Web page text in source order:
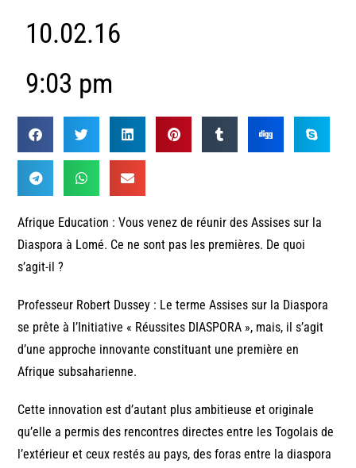
10.02.16
9:03 pm
Afrique Education : Vous venez de réunir des Assises sur la
Diaspora à Lomé. Ce ne sont pas les premières. De quoi
s’agit-il ?
Professeur Robert Dussey : Le terme Assises sur la Diaspora
se prête à l’Initiative « Réussites DIASPORA », mais, il s’agit
d’une approche innovante constituant une première en
Afrique subsaharienne.
Cette innovation est d’autant plus ambitieuse et originale
qu’elle a permis des rencontres directes entre les Togolais de
l’extérieur et ceux restés au pays, des foras entre la diaspora